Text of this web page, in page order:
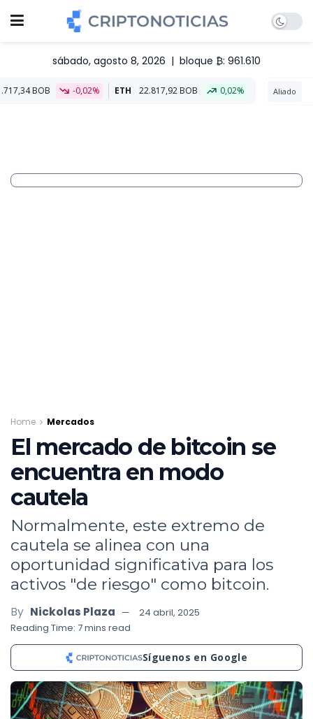
sábado, agosto 8, 2026 | bloque ₿: 961.610
ETH 22.817,92 BOB 0,02% Aliado
Home Mercados
El mercado de bitcoin se
encuentra en modo
cautela
Normalmente, este extremo de
cautela se alinea con una
oportunidad significativa para los
activos "de riesgo" como bitcoin.
By Nickolas Plaza
24 abril, 2025
Reading Time: 7 mins read
Síguenos en Google